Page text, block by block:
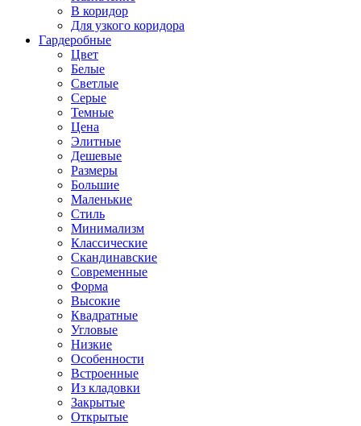
В коридор
Для узкого коридора
Гардеробные
Цвет
Белые
Светлые
Серые
Темные
Цена
Элитные
Дешевые
Размеры
Большие
Маленькие
Стиль
Минимализм
Классические
Скандинавские
Современные
Форма
Высокие
Квадратные
Угловые
Низкие
Особенности
Встроенные
Из кладовки
Закрытые
Открытые